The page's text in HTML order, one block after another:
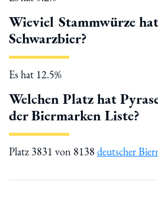
Wieviel Stammwürze
Schwarzbier?
Es hat 12.5%
Welchen Platz hat
der Biermarken Liste?
Platz 3831 von 8138 deutscher